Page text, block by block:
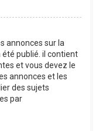
annonces sur la
publié. il contient
et vous devez le
annonces et les
des sujets
par